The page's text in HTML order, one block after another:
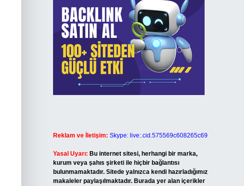
Reklam ve İletişim: Skype: live:.cid.575569c608265c69
Yasal Uyarı: Bu internet sitesi, herhangi bir marka,
kurum veya şahıs şirketi ile hiçbir bağlantısı
bulunmamaktadır. Sitede yalnızca kendi hazırladığımız
makaleler paylaşılmaktadır. Burada yer alan içerikler